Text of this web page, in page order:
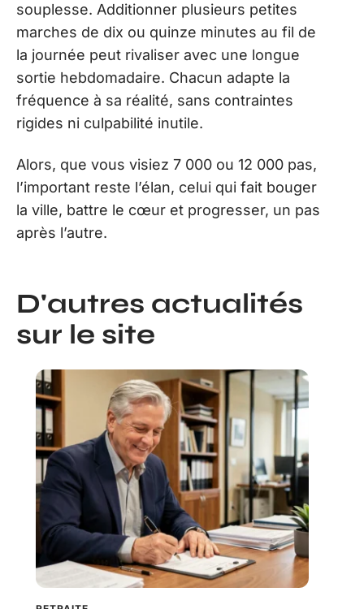
souplesse. Additionner plusieurs petites
marches de dix ou quinze minutes au fil de
la journée peut rivaliser avec une longue
sortie hebdomadaire. Chacun adapte la
fréquence à sa réalité, sans contraintes
rigides ni culpabilité inutile.
Alors, que vous visiez 7 000 ou 12 000 pas,
l’important reste l’élan, celui qui fait bouger
la ville, battre le cœur et progresser, un pas
après l’autre.
D'autres actualités
sur le site